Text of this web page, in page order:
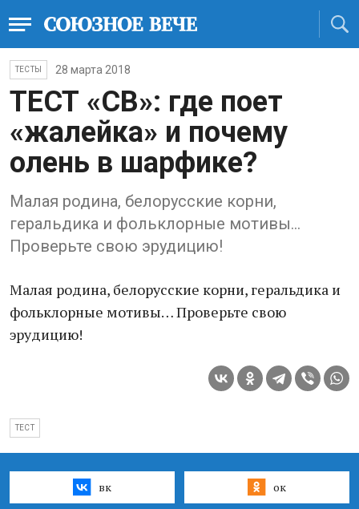
ТЕСТЫ 28 марта 2018
ТЕСТ «СВ»: где поет
«жалейка» и почему
олень в шарфике?
Малая родина, белорусские корни,
геральдика и фольклорные мотивы…
Проверьте свою эрудицию!
Малая родина, белорусские корни, геральдика и
фольклорные мотивы… Проверьте свою
эрудицию!
ТЕСТ
вк ок